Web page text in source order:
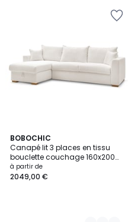
BOBOCHIC
Canapé lit 3 places en tissu
bouclette couchage 160x200
cm, AUGUSTIN
à partir de
2049,00 €
9
Couleurs